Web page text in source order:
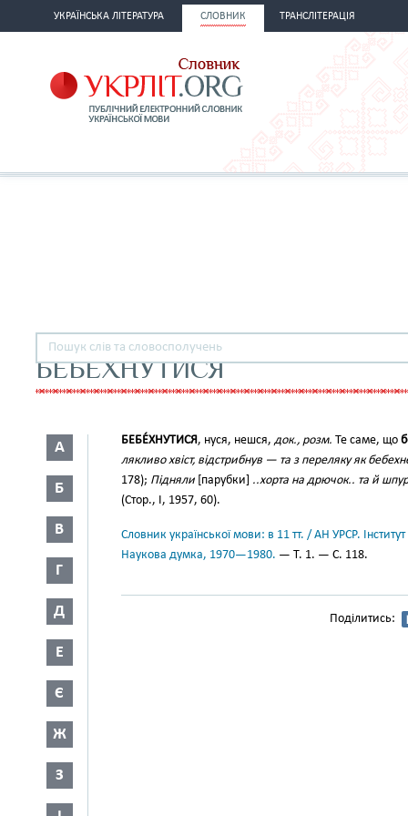
УКРАЇНСЬКА ЛІТЕРАТУРА СЛОВНИК ТРАНСЛІТЕРАЦІЯ
БЕБЕХНУТИСЯ
А
Б
В
Г
Д
Е
Є
Ж
З
БЕБЕ́ХНУТИСЯ, нуся, нешся, док., розм. Те саме, що
лякливо хвіст, відстрибнув — та з переляку як
178); Підняли [парубки] ..хорта на дрючок.. та й
(Стор., І, 1957, 60).
Словник української мови: в 11 тт. / АН УРСР.
Наукова думка, 1970—1980. — Т. 1. — С. 118.
Поділитись: